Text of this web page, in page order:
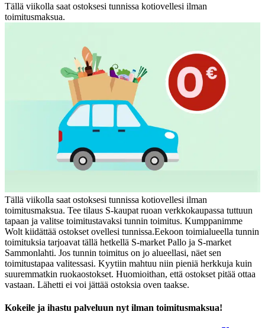
Tällä viikolla saat ostoksesi tunnissa kotiovellesi ilman
toimitusmaksua.
Tällä viikolla saat ostoksesi tunnissa kotiovellesi ilman
toimitusmaksua. Tee tilaus S-kaupat ruoan verkkokaupassa tuttuun
tapaan ja valitse toimitustavaksi tunnin toimitus. Kumppanimme
Wolt kiidättää ostokset ovellesi tunnissa.Eekoon toimialueella tunnin
toimituksia tarjoavat tällä hetkellä S-market Pallo ja S-market
Sammonlahti. Jos tunnin toimitus on jo alueellasi, näet sen
toimitustapaa valitessasi. Kyytiin mahtuu niin pieniä herkkuja kuin
suuremmatkin ruokaostokset. Huomioithan, että ostokset pitää ottaa
vastaan. Lähetti ei voi jättää ostoksia oven taakse.
Kokeile ja ihastu palveluun nyt ilman toimitusmaksua!